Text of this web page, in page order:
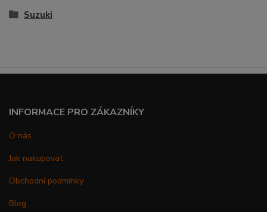
Suzuki
INFORMACE PRO ZÁKAZNÍKY
O nás
Jak nakupovat
Obchodní podmínky
Blog